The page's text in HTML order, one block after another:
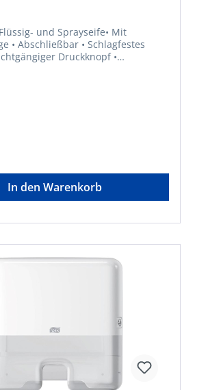
und Sprayseife• Mit
In den Warenkorb